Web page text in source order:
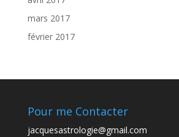
mars 2017
février 2017
Pour me Contacter
jacquesastrologie@gmail.com